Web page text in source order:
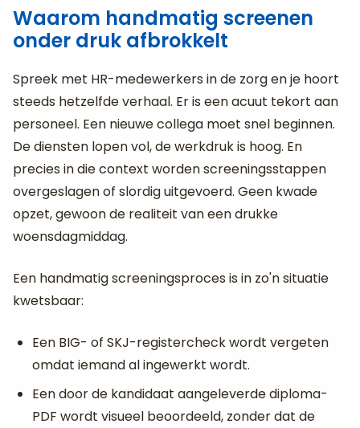
Waarom handmatig screenen
onder druk afbrokkelt
Spreek met HR-medewerkers in de zorg en je hoort
steeds hetzelfde verhaal. Er is een acuut tekort aan
personeel. Een nieuwe collega moet snel beginnen.
De diensten lopen vol, de werkdruk is hoog. En
precies in die context worden screeningsstappen
overgeslagen of slordig uitgevoerd. Geen kwade
opzet, gewoon de realiteit van een drukke
woensdagmiddag.
Een handmatig screeningsproces is in zo'n situatie
kwetsbaar:
Een BIG- of SKJ-registercheck wordt vergeten
omdat iemand al ingewerkt wordt.
Een door de kandidaat aangeleverde diploma-
PDF wordt visueel beoordeeld, zonder dat de